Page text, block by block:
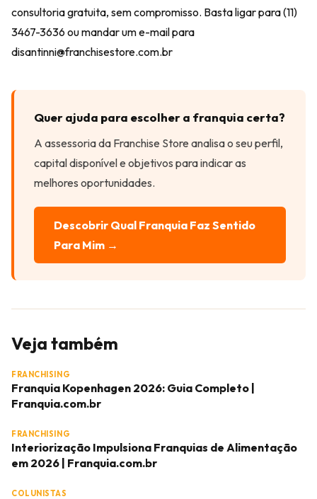
consultoria gratuita, sem compromisso. Basta ligar para (11)
3467-3636 ou mandar um e-mail para
disantinni@franchisestore.com.br
Quer ajuda para escolher a franquia certa?
A assessoria da Franchise Store analisa o seu perfil,
capital disponível e objetivos para indicar as
melhores oportunidades.
Descobrir Qual Franquia Faz Sentido
Para Mim →
Veja também
FRANCHISING
Franquia Kopenhagen 2026: Guia Completo |
Franquia.com.br
FRANCHISING
Interiorização Impulsiona Franquias de Alimentação
em 2026 | Franquia.com.br
COLUNISTAS